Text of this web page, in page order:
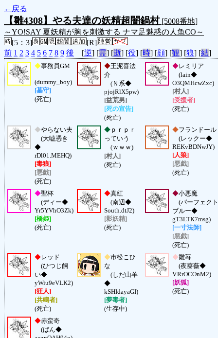
←戻る
【雛4308】やる夫達の妖精超闇鍋村[5008番地]
～YO!SAY 夏妖精が胸を刺激する ナマ足魅惑の人魚CO～
[5：3]
[R]
前 1 2 3 4 5 6 7 8 9 後 [逆] [霊] [逝] [役] [時] [顔] [観] [狼] [結]
◆事務員GM
(dummy_boy)
[墓守]
(死亡)
◆王泥喜法
介
(Ｎ系◆
pjojRlX5pw)
[益荒男]
[死の宣告]
(死亡)
◆レミリア
(lain◆
O3QMHcwZxc)
[村人]
[受援者]
(死亡)
◆やらない夫
(大嘘憑き
◆
rDl01.MEHQ)
[毒狼]
[悪戯]
(死亡)
◆ ｐｒｐｒ
っていう
(ｗｗｗ)
[村人]
(死亡)
◆フランドール
(レックー◆
REKvBDNwJY)
[人狼]
[悪戯]
(死亡)
◆聖杯
(ディー◆
Yr5YVhO3Zk)
[橋姫]
(死亡)
◆真紅
(南辺◆
South.dtJ2)
[影妖精]
(死亡)
◆小悪魔
(パーフェクト
ブルー◆
gT3LTK7msg)
[一寸法師]
[悪戯]
(死亡)
◆レッド
(ひつじ飼
い◆
yWiu9eVLK2)
[狂人]
[共鳴者]
(死亡)
◆市松こひ
な
(しだ山羊
◆
kSHIdayaGI)
[夢毒者]
(生存中)
◆雛苺
(夜薔薇◆
V.RrOCOnM2)
[妖狐]
(死亡)
◆赤蛮奇
(ばん◆